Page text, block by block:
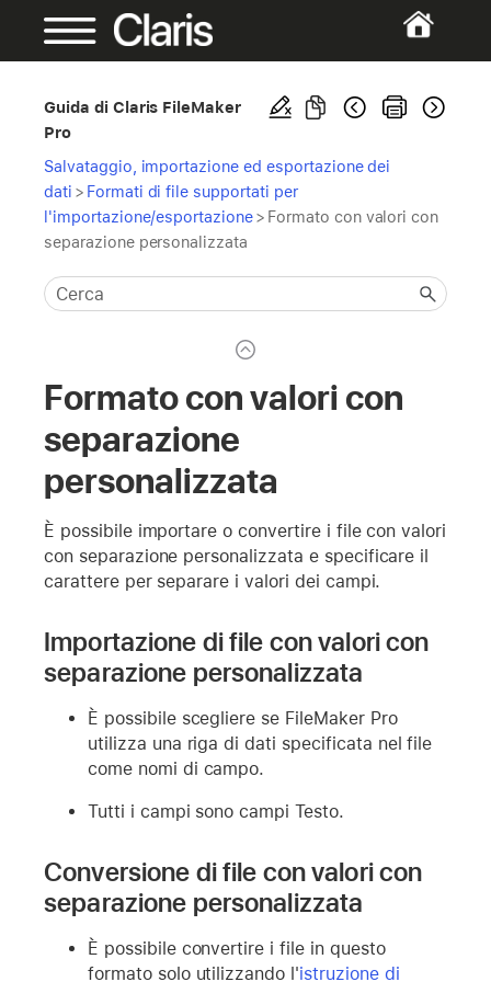
Guida di Claris FileMaker
Pro
Salvataggio, importazione ed esportazione dei
dati > Formati di file supportati per
l'importazione/esportazione> Formato con valori con
separazione personalizzata
Formato con valori con
separazione
personalizzata
È possibile importare o convertire i file con valori
con separazione personalizzata e specificare il
carattere per separare i valori dei campi.
Importazione di file con valori con
separazione personalizzata
È possibile scegliere se FileMaker Pro
utilizza una riga di dati specificata nel file
come nomi di campo.
Tutti i campi sono campi Testo.
Conversione di file con valori con
separazione personalizzata
È possibile convertire i file in questo
formato solo utilizzando l'istruzione di